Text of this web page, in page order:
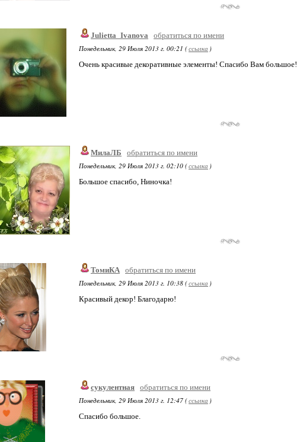
Julietta_Ivanova
обратиться по имени
Понедельник, 29 Июля 2013 г. 00:21 (ссылка )
Очень красивые декоративные элементы! Спасибо Вам большое!
МилаЛБ
обратиться по имени
Понедельник, 29 Июля 2013 г. 02:10 (ссылка )
Большое спасибо, Ниночка!
ТомиКА обратиться по имени
Понедельник, 29 Июля 2013 г. 10:38 (ссылка )
Красивый декор! Благодарю!
сукулентная обратиться по имени
Понедельник, 29 Июля 2013 г. 12:47 (ссылка )
Спасибо большое.